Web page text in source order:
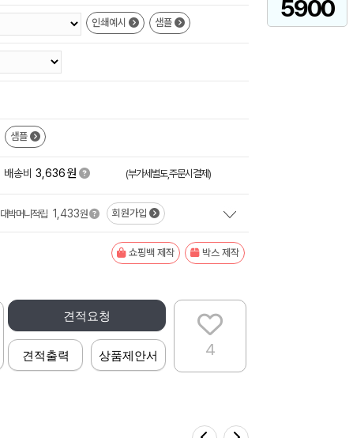
5900
인쇄예시 샘플
샘플
배송비 3,636원 (부가세별도,주문시결제)
대박머니적립 1,433원 회원가입
쇼핑백 제작 박스 제작
4
견적요청
견적출력 상품제안서